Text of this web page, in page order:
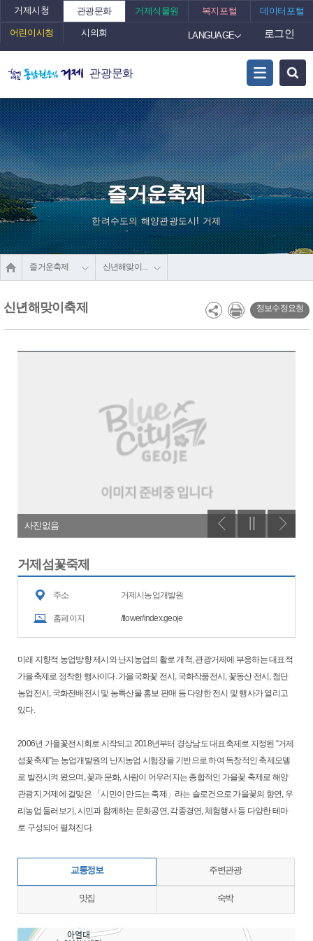
거제시청 관광문화 거제식물원 복지포털 데이터포털
어린이시청 시의회 LANGUAGE 로그인
관광문화
즐거운축제
한려수도의 해양관광도시! 거제
즐거운축제 신년해맞이축제
신년해맞이축제 정보수정요청
사진없음
거제섬꽃죽제
주소 거제시농업개발원
홈페이지 /flower/index.geoje
미래 지향적 농업방향 제시와 난지농업의 활로 개척, 관광거제에 부응하는 대표적
가을축제로 정착한 행사이다. 가을국화꽃 전시, 국화작품전시, 꽃동산 전시, 첨단
농업전시, 국화전배전시 및 농특산물 홍보 판매 등 다양한 전시 및 행사가 열리고
있다.
2006년 가을꽃전시회로 시작되고 2018년부터 경상남도 대표축제로 지정된 “거제
섬꽃축제”는 농업개발원의 난지농업 시험장을 기반으로 하여 독창적인 축제모델
로 발전시켜 왔으며, 꽃과 문화, 사람이 어우러지는 종합적인 가을꽃 축제로 해양
관광지 거제에 걸맞은 「시민이 만드는 축제」라는 슬로건으로 가을꽃의 향연, 우
리농업 둘러보기, 시민과 함께하는 문화공연, 각종경연, 체험행사 등 다양한 테마
로 구성되어 펼쳐진다.
교통정보 주변관광
맛집 숙박
지도삽입 (가로100%)